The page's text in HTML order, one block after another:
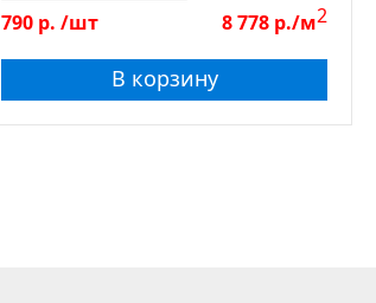
790 р. /шт 8 778 р./м2
В корзину